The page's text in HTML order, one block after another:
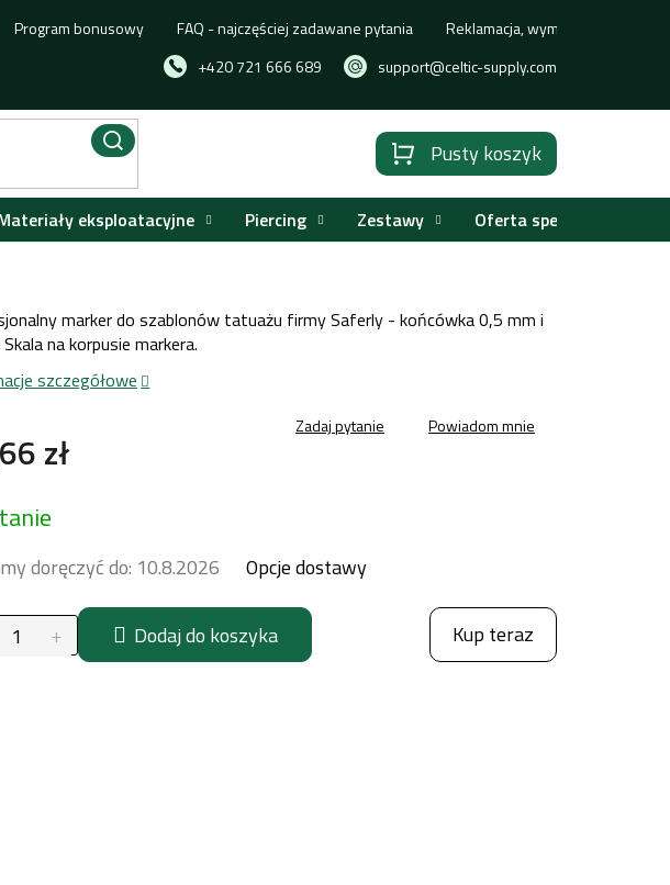
+420 721 666 689 support@celtic-supply.com
Program bonusowy FAQ - najczęściej zadawane pytania Reklamacja, wymiana lub zwrot
KoszykPusty koszyk
eksploatacyjne Piercing Zestawy Oferta specjalna
zł
doręczyć do: 10.8.2026 Opcje dostawy
Dodaj do koszyka Kup teraz
marker do szablonów tatuażu firmy Saferly - końcówka 0,5 mm i
na korpusie markera.
szczegółowe
Zadaj pytanie Powiadom mnie